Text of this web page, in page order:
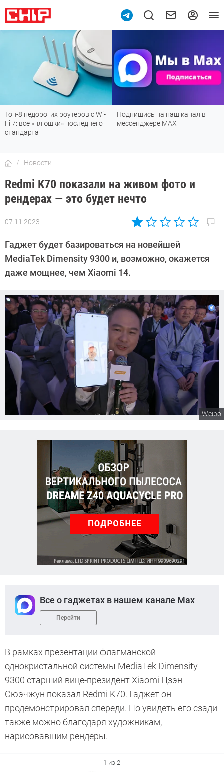
8 недорогих роутеров с Wi-
все «плюшки» последнего
Подпишись на наш канал в
мессенджере МАХ
Новости
Redmi K70 показали на живом фото и
рендерах — это будет нечто
07.11.2023
Автор:
Калашников
Гаджет будет базироваться на новейшей
MediaTek Dimensity 9300 и, возможно, окажется
даже мощнее, чем Xiaomi 14.
Weibo
Все о гаджетах в нашем канале Max
Перейти
В рамках презентации флагманской
однокристальной системы MediaTek Dimensity
9300 старший вице-президент Xiaomi Цзэн
Сюэчжун показал Redmi K70. Гаджет он
продемонстрировал спереди. Но увидеть его сзади
также можно благодаря художникам,
нарисовавшим рендеры.
1 из 2